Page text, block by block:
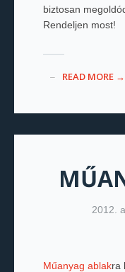
biztosan
Rendeljen most!
READ MORE →
2012.
Műanyag ablakra